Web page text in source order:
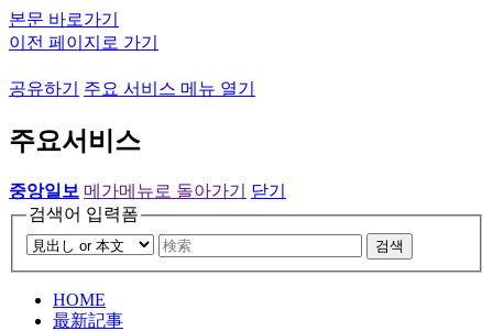
본문 바로가기
이전 페이지로 가기
공유하기 주요 서비스 메뉴 열기
주요서비스
중앙일보 메가메뉴로 돌아가기
닫기
검색어 입력폼
검색
HOME
最新記事